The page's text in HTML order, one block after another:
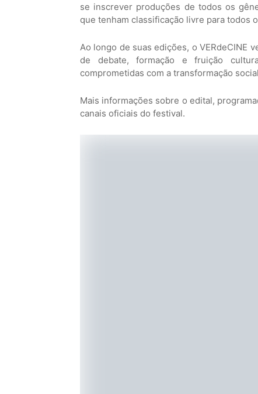
se inscrever produções de todos os
que tenham classificação livre para todos
Ao longo de suas edições, o VERdeCINE
de debate, formação e fruição
comprometidas com a transformação
Mais informações sobre o edital,
canais oficiais do festival.